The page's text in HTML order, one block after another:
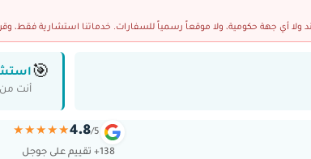
أي جهة حكومية، ولا موقعاً رسمياً للسفارات. خدماتنا استشارية فقط،
🎯
أنت
4.8/5
★★★★★
138+ تقييم على جوجل